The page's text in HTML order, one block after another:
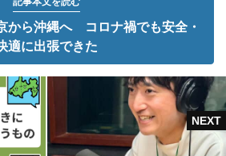
から沖縄へ コロナ禍でも安全・
適に出張できた